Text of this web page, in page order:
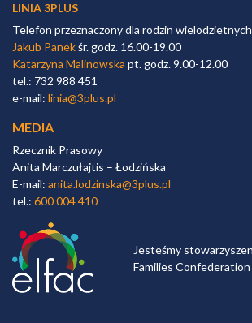
LINIA 3PLUS
Telefon przeznaczony dla rodzin wielodzietnych
Jakub Panekśr. godz. 16.00-19.00
Katarzyna Malinowska pt. godz. 9.00-12.00
tel.: 732 988 451
e-mail: linia@3plus.pl
MEDIA
Rzecznik Prasowy
Anita Marczułajtis – Łodzińska
E-mail: anita.lodzinska@3plus.pl
tel.: 600 004 410
Jesteśmy
Families Confederation